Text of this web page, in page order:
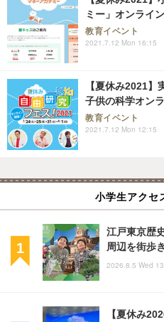
ミー」オンライ
教育イベント
2021.7.12 Mon 16:15
【夏休み2021
子供の科学オン
教育イベント
2021.7.12 Mon 12:15
小学生アクセ
江戸東京歴
周辺を街歩き
2026.8.5 Wed
【夏休み